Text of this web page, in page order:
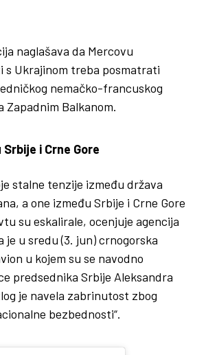
naglašava da Mercovu
s Ukrajinom treba posmatrati
nemačko-francuskog
Zapadnim Balkanom.
i Crne Gore
stalne tenzije između država
a one između Srbije i Crne Gore
su eskalirale, ocenjuje agencija
je u sredu (3. jun) crnogorska
u kojem su se navodno
predsednika Srbije Aleksandra
je navela zabrinutost zbog
bezbednosti“.